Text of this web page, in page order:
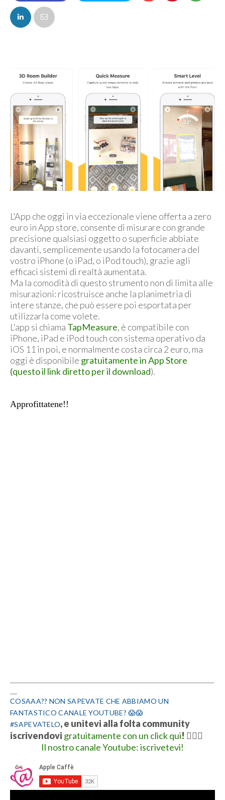
FACEBOOK
L'App che oggi in via eccezionale viene offerta a zero
euro in App store, consente di misurare con grande
precisione qualsiasi oggetto o superficie abbiate
davanti, semplicemente usando la fotocamera del
vostro iPhone (o iPad, o iPod touch), grazie agli
efficaci sistemi di realtà aumentata.
Ma la comodità di questo strumento non di limita alle
misurazioni: ricostruisce anche la planimetria di
intere stanze, che può essere poi esportata per
utilizzarla come volete.
L'app si chiama TapMeasure, è compatibile con
iPhone, iPad e iPod touch con sistema operativo da
iOS 11 in poi, e normalmente costa circa 2 euro, ma
oggi è disponibile gratuitamente in App Store
(questo il link diretto per il download).
Approfittatene!!
COSAAA?? NON SAPEVATE CHE ABBIAMO UN
FANTASTICO CANALE YOUTUBE? 😱😱
#SAPEVATELO, e unitevi alla folta community
iscrivendovi gratuitamente con un click qui! 👍🏻💋
Il nostro canale Youtube: iscrivetevi!